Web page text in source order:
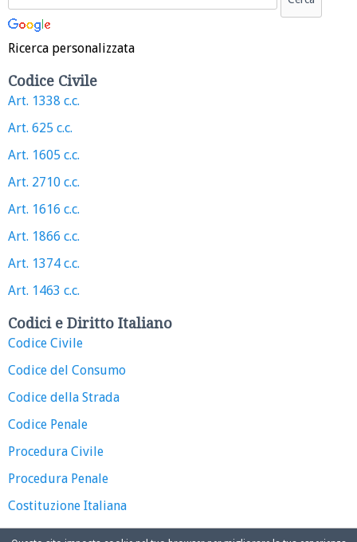
Ricerca personalizzata
Codice Civile
Art. 1338 c.c.
Art. 625 c.c.
Art. 1605 c.c.
Art. 2710 c.c.
Art. 1616 c.c.
Art. 1866 c.c.
Art. 1374 c.c.
Art. 1463 c.c.
Codici e Diritto Italiano
Codice Civile
Codice del Consumo
Codice della Strada
Codice Penale
Procedura Civile
Procedura Penale
Costituzione Italiana